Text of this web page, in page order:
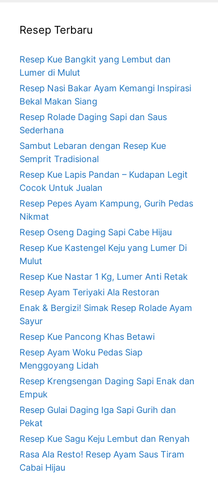
Resep Terbaru
Resep Kue Bangkit yang Lembut dan
Lumer di Mulut
Resep Nasi Bakar Ayam Kemangi Inspirasi
Bekal Makan Siang
Resep Rolade Daging Sapi dan Saus
Sederhana
Sambut Lebaran dengan Resep Kue
Semprit Tradisional
Resep Kue Lapis Pandan – Kudapan Legit
Cocok Untuk Jualan
Resep Pepes Ayam Kampung, Gurih Pedas
Nikmat
Resep Oseng Daging Sapi Cabe Hijau
Resep Kue Kastengel Keju yang Lumer Di
Mulut
Resep Kue Nastar 1 Kg, Lumer Anti Retak
Resep Ayam Teriyaki Ala Restoran
Enak & Bergizi! Simak Resep Rolade Ayam
Sayur
Resep Kue Pancong Khas Betawi
Resep Ayam Woku Pedas Siap
Menggoyang Lidah
Resep Krengsengan Daging Sapi Enak dan
Empuk
Resep Gulai Daging Iga Sapi Gurih dan
Pekat
Resep Kue Sagu Keju Lembut dan Renyah
Rasa Ala Resto! Resep Ayam Saus Tiram
Cabai Hijau